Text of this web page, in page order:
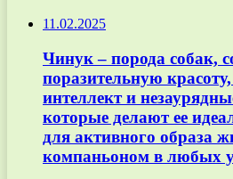
11.02.2025
Чинук – порода собак,
поразительную
интеллект и
которые делают ее
для активного образа
компаньоном в любых